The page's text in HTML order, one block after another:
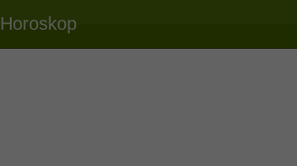
Horoskop